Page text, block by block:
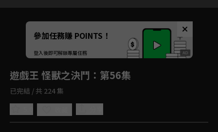
Unmute
如有不便請見諒
參加任務賺 POINTS！
登入後即可解鎖專屬任務
遊戲王 怪獸之決鬥 ：第56集
已完結 / 共 224 集